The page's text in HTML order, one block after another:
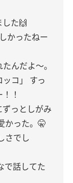
た🙌
かったねー
んだよ〜。
コ」
すっ
！
っとしがみ
かった。🤫
さでし
で話してた